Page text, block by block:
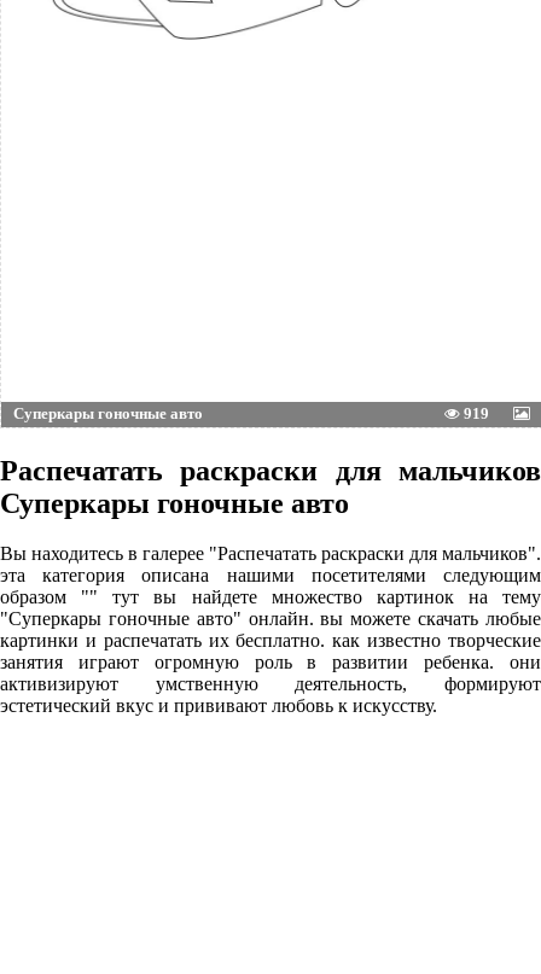
Суперкары гоночные авто 919
Распечатать раскраски для мальчиков
Суперкары гоночные авто
Вы находитесь в галерее "Распечатать раскраски для мальчиков".
эта категория описана нашими посетителями следующим
образом "" тут вы найдете множество картинок на тему
"Суперкары гоночные авто" онлайн. вы можете скачать любые
картинки и распечатать их бесплатно. как известно творческие
занятия играют огромную роль в развитии ребенка. они
активизируют умственную деятельность, формируют
эстетический вкус и прививают любовь к искусству.